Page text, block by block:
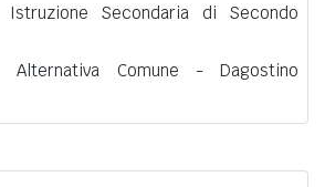
Secondaria di Secondo
Alternativa Comune - Dagostino